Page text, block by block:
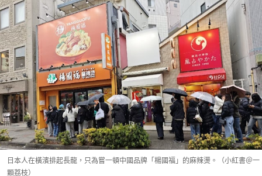
日本人在橫濱排起長龍，只為嘗一頓中國品牌「楊國福」的麻辣燙。（小紅書＠一
顆荔枝）